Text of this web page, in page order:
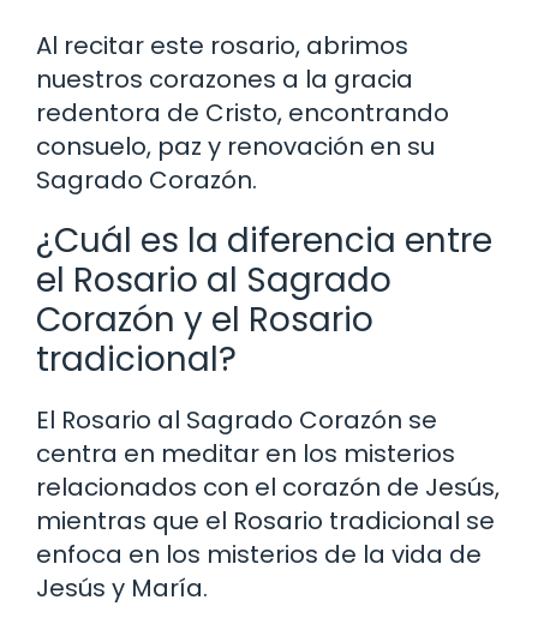
Al recitar este rosario, abrimos
nuestros corazones a la gracia
redentora de Cristo, encontrando
consuelo, paz y renovación en su
Sagrado Corazón.
¿Cuál es la diferencia entre
el Rosario al Sagrado
Corazón y el Rosario
tradicional?
El Rosario al Sagrado Corazón se
centra en meditar en los misterios
relacionados con el corazón de Jesús,
mientras que el Rosario tradicional se
enfoca en los misterios de la vida de
Jesús y María.